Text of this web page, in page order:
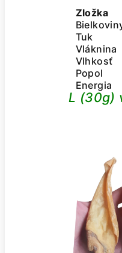
Zložka
Tuk
Vláknina
Vlhkosť
Popol
Energia
L (30g)